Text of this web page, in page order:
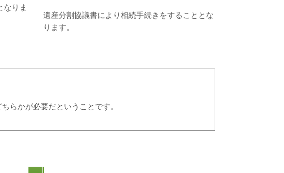
なりま
遺産分割協議書により相続手続きをすることとな
ります。
らかが必要だということです。